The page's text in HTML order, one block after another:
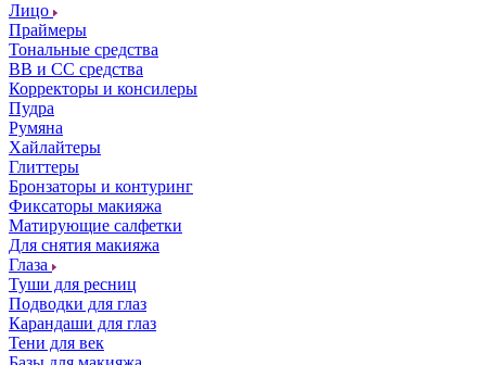
Лицо
Праймеры
Тональные средства
ВВ и СС средства
Корректоры и консилеры
Пудра
Румяна
Хайлайтеры
Глиттеры
Бронзаторы и контуринг
Фиксаторы макияжа
Матирующие салфетки
Для снятия макияжа
Глаза
Туши для ресниц
Подводки для глаз
Карандаши для глаз
Тени для век